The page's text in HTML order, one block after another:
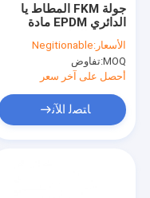
جولة FKM المطاط يا
الدائري EPDM مادة
مقاومة للماء صفر
التخليص
الأسعار:Negitionable
MOQ: تفاوض
أحصل على آخر سعر
ﺎﺘﺼﻟ ﺍﻶﻧ